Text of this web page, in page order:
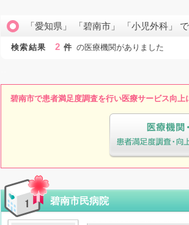
「愛知県」 「碧南市」 「小児外科」
検索結果 2 件 の医療機関がありました
碧南市で患者満足度調査を行い医療サービス向上
碧南市民病院